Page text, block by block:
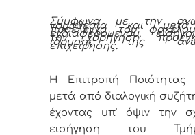
Σύμφωνα με την
νομοθεσία και
προέλεγχο του
ενδιαφερόμενου,
την χορήγηση
ίδρυσης της
επιχείρησης.
Η Επιτροπή Ποιότητας
μετά από διαλογική
έχοντας υπ’ όψιν την
εισήγησητου